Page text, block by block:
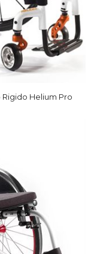
Helium Pro